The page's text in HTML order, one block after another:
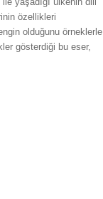
özellikleri
olduğunu örneklerle
gösterdiği bu eser,